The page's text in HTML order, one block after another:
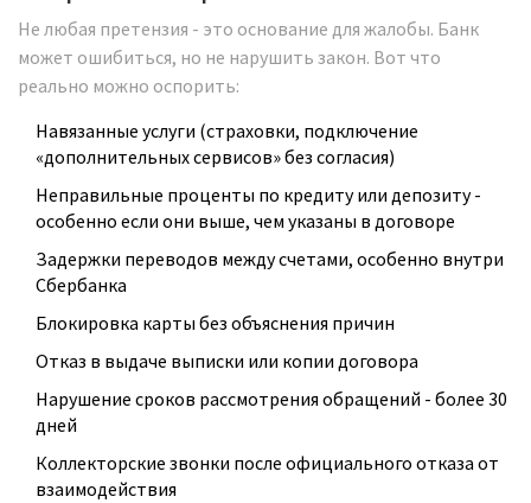
Не любая претензия - это основание для жалобы. Банк
может ошибиться, но не нарушить закон. Вот что
реально можно оспорить:
Навязанные услуги (страховки, подключение
«дополнительных сервисов» без согласия)
Неправильные проценты по кредиту или депозиту -
особенно если они выше, чем указаны в договоре
Задержки переводов между счетами, особенно внутри
Сбербанка
Блокировка карты без объяснения причин
Отказ в выдаче выписки или копии договора
Нарушение сроков рассмотрения обращений - более 30
дней
Коллекторские звонки после официального отказа от
взаимодействия